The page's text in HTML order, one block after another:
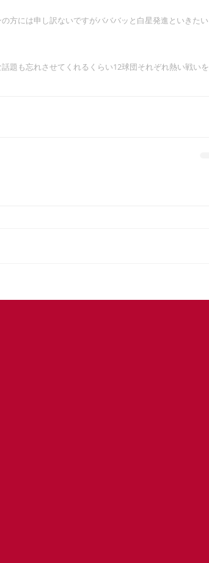
方には申し訳ないですがバババッと白星発進といきたい
題も忘れさせてくれるくらい12球団それぞれ熱い戦いを